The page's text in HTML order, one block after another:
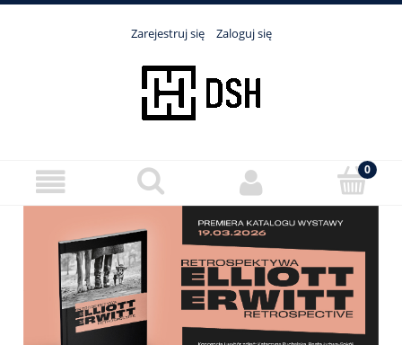
Zarejestruj się Zaloguj się